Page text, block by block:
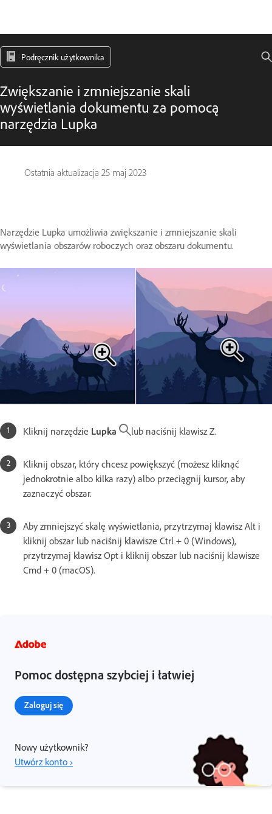
Podręcznik użytkownika
Zwiększanie i zmniejszanie skali
wyświetlania dokumentu za pomocą
narzędzia Lupka
Ostatnia aktualizacja 25 maj 2023
Narzędzie Lupka umożliwia zwiększanie i zmniejszanie skali
wyświetlania obszarów roboczych oraz obszaru dokumentu.
Kliknij narzędzie Lupka lub naciśnij klawisz Z.
Kliknij obszar, który chcesz powiększyć (możesz kliknąć
jednokrotnie albo kilka razy) albo przeciągnij kursor, aby
zaznaczyć obszar.
Aby zmniejszyć skalę wyświetlania, przytrzymaj klawisz Alt i
kliknij obszar lub naciśnij klawisze Ctrl + 0 (Windows),
przytrzymaj klawisz Opt i kliknij obszar lub naciśnij klawisze
Cmd + 0 (macOS).
Pomoc dostępna szybciej i łatwiej
Zaloguj się
Nowy użytkownik?
Utwórz konto ›